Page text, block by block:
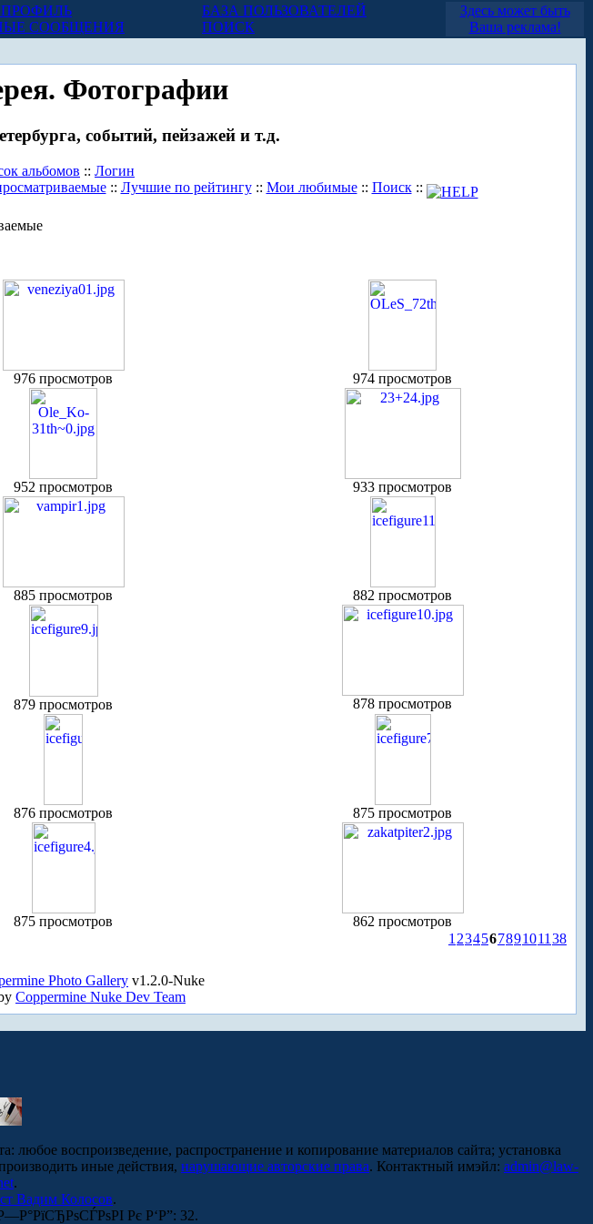
СООБЩЕНИЯ
БАЗА ПОЛЬЗОВАТЕЛЕЙ
ПОИСК
Здесь может быть
Ваша реклама!
Фотографии
событий, пейзажей и т.д.
альбомов :: Логин
:: Лучшие по рейтингу:: Мои любимые:: Поиск::
976 просмотров 974 просмотров
952 просмотров 933 просмотров
885 просмотров 882 просмотров
879 просмотров 878 просмотров
876 просмотров 875 просмотров
875 просмотров
862 просмотров
1 234567891011 38
Photo Gallery v1.2.0-Nuke
Coppermine Nuke Dev Team
любое воспроизведение, распространение и копирование материалов сайта; установка
иные действия, нарушающие авторские права. Контактный имэйл: admin@law-
.
Вадим Колосов.
Рє Р‘Р”: 32.